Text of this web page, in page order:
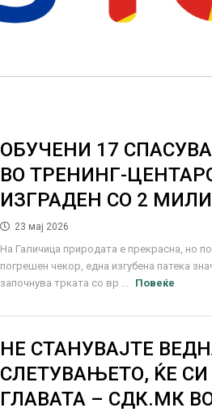
ОБУЧЕНИ 17
ВО ТРЕНИНГ-
ИЗГРАДЕН СО 2
23 мај 2026
На Галичица природата е прекрасна, но
погрешен чекор, една изгубена патека
започнува трката со вр ...
Повеќе
НЕ СТАНУВАЈТЕ
СЛЕТУВАЊЕТО, ЌЕ
ГЛАВАТА – СДК.МК